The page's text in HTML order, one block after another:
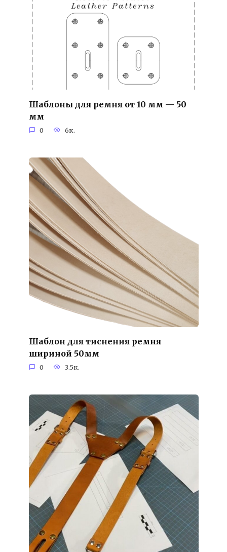
Шаблоны для ремня от 10 мм — 50
мм
0 6к.
Шаблон для тиснения ремня
шириной 50мм
0 3.5к.